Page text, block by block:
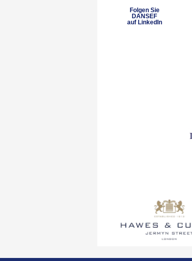
Folgen Sie
DANSEF
auf LinkedIn